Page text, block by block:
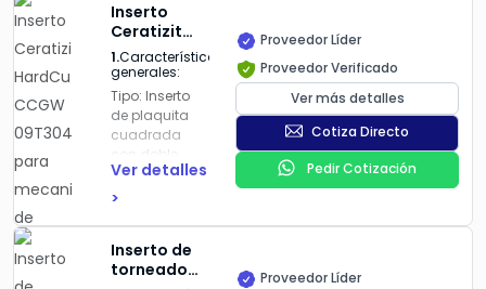
Inserto
Ceratizit
HardCut
CCGW
09T304SN
para
mecanizado
materiales
1.Características
generales:
Tipo: Inserto
de plaquita
cuadrada
con doble
cara.
CCGW
09T304SN
Ver detalles
>
Proveedor Líder
Proveedor Verificado
Ver más detalles
Cotiza Directo
Pedir Cotización
Inserto de
torneado
Proveedor Líder